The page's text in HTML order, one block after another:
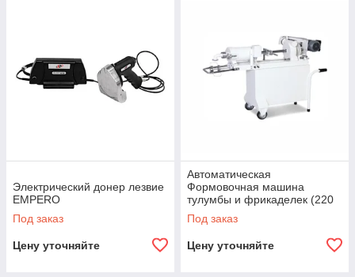
Электрический донер лезвие
EMPERO
Под заказ
Цену уточняйте
Автоматическая
Формовочная машина
тулумбы и фрикаделек (220
В) EMPERO
Под заказ
Цену уточняйте